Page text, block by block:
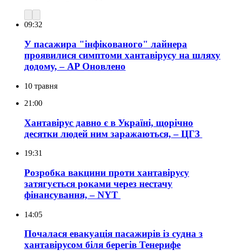
09:32
У пасажира "інфікованого" лайнера
проявилися симптоми хантавірусу на шляху
додому, – AP Оновлено
10 травня
21:00
Хантавірус давно є в Україні, щорічно
десятки людей ним заражаються, – ЦГЗ
19:31
Розробка вакцини проти хантавірусу
затягується роками через нестачу
фінансування, – NYT
14:05
Почалася евакуація пасажирів із судна з
хантавірусом біля берегів Тенерифе